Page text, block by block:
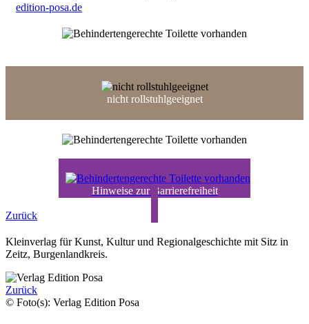
edition-posa.de
nicht rollstuhlgeeignet
Hinweise zur Barrierefreiheit
Zurück
Kleinverlag für Kunst, Kultur und Regionalgeschichte mit Sitz in
Zeitz, Burgenlandkreis.
Zurück
© Foto(s): Verlag Edition Posa